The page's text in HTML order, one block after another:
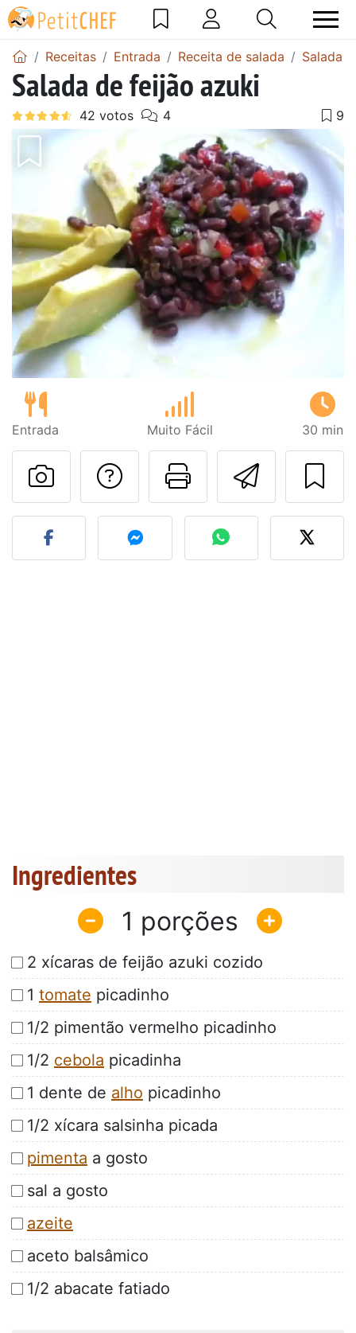
Receitas Entrada Receita de salada Salada
Salada de feijão azuki
Entrada Muito Fácil 30 min
Imprima
Falar com o autor
Fez esta receita?
Ingredientes
1
2 xícaras de feijão azuki cozido
1 tomate picadinho
1/2 pimentão vermelho picadinho
1/2 cebola picadinha
1 dente de alho picadinho
1/2 xícara salsinha picada
pimenta a gosto
sal a gosto
azeite
aceto balsâmico
1/2 abacate fatiado